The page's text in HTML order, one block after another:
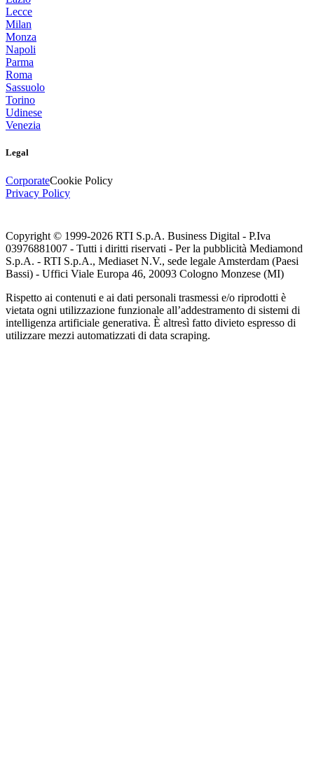
Lecce
Milan
Monza
Napoli
Parma
Roma
Sassuolo
Torino
Udinese
Venezia
Legal
CorporateCookie Policy
Privacy Policy
Copyright © 1999-2026 RTI S.p.A. Business Digital - P.Iva
03976881007 - Tutti i diritti riservati - Per la pubblicità Mediamond
S.p.A. - RTI S.p.A., Mediaset N.V., sede legale Amsterdam (Paesi
Bassi) - Uffici Viale Europa 46, 20093 Cologno Monzese (MI)
Rispetto ai contenuti e ai dati personali trasmessi e/o riprodotti è
vietata ogni utilizzazione funzionale all’addestramento di sistemi di
intelligenza artificiale generativa. È altresì fatto divieto espresso di
utilizzare mezzi automatizzati di data scraping.